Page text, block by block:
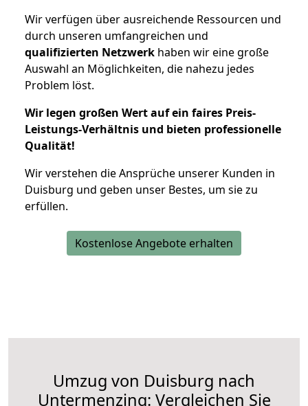
Wir verfügen über ausreichende Ressourcen und
durch unseren umfangreichen und
qualifizierten Netzwerk haben wir eine große
Auswahl an Möglichkeiten, die nahezu jedes
Problem löst.
Wir legen großen Wert auf ein faires Preis-
Leistungs-Verhältnis und bieten professionelle
Qualität!
Wir verstehen die Ansprüche unserer Kunden in
Duisburg und geben unser Bestes, um sie zu
erfüllen.
Kostenlose Angebote erhalten
Umzug von Duisburg nach
Untermenzing: Vergleichen Sie